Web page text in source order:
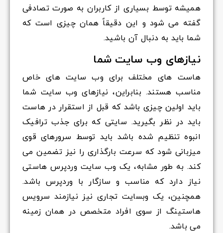
همیشه توسط بسیاری از کاربران به صورت تصادفی
گفته می شود و این دقیقاً همان چیزی است که
شما باید به دنبال آن باشید.
نیازهای وب سایت شما
هاست های مختلف برای وب سایت های خاص
مناسب هستند. بنابراین، نیازهای وب سایت شما
باید اولین چیزی باشد که قبل از استقرار در هاست
باید در نظر بگیرید. سایتی که برای جذب ترافیک
انبوه تنظیم شده باشد باید توسط سرورهای قوی
میزبانی شود که سرعت بارگذاری را نیز تضمین می
کند. به طور مشابه، یک وب سایت وردپرس هاستی
نیاز دارد که مناسب و سازگار با وردپرس باشد.
همچنین، یک وبسایت تجاری نیز نیازمند سرویس
هاستینگ از سوی افراد متخصص در همان زمینه
می باشد.